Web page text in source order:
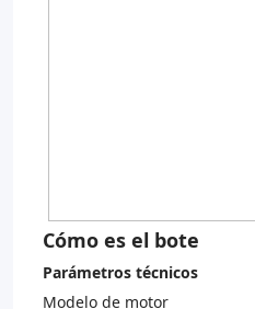
Cómo es el bote
Parámetros técnicos
Modelo de motor